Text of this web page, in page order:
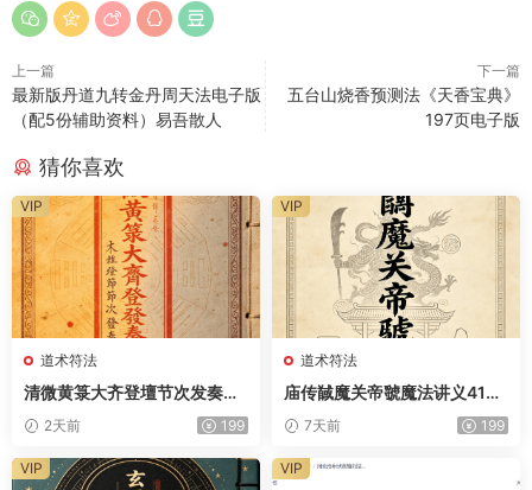
上一篇
最新版丹道九转金丹周天法电子版
（配5份辅助资料）易吾散人
下一篇
五台山烧香预测法《天香宝典》
197页电子版
猜你喜欢
道术符法
清微黄箓大齐登壇节次发奏科
仪259页电子版
2天前 199
VIP
道术符法
庙传馘魔关帝虢魔法讲义41页
电子版
7天前 199
VIP
VIP VIP